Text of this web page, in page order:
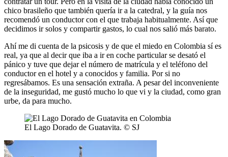
chico brasileño que también quería ir a la catedral, y la guía nos
recomendó un conductor con el que trabaja habitualmente. Así que
decidimos ir solos y compartir gastos, lo cual nos salió más barato.
Ahí me di cuenta de la psicosis y de que el miedo en Colombia sí es
real, ya que al decir que iba a ir en coche particular se desató el
pánico y tuve que dejar el número de matrícula y el teléfono del
conductor en el hotel y a conocidos y familia. Por si no
regresábamos. Es una sensación extraña. A pesar del inconveniente
de la inseguridad, me gustó mucho lo que vi y la ciudad, como gran
urbe, da para mucho.
El Lago Dorado de Guatavita. © SJ